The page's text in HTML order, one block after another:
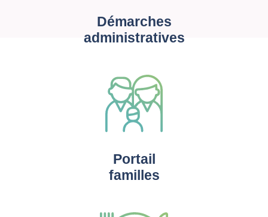
Démarches
administratives
Portail
familles